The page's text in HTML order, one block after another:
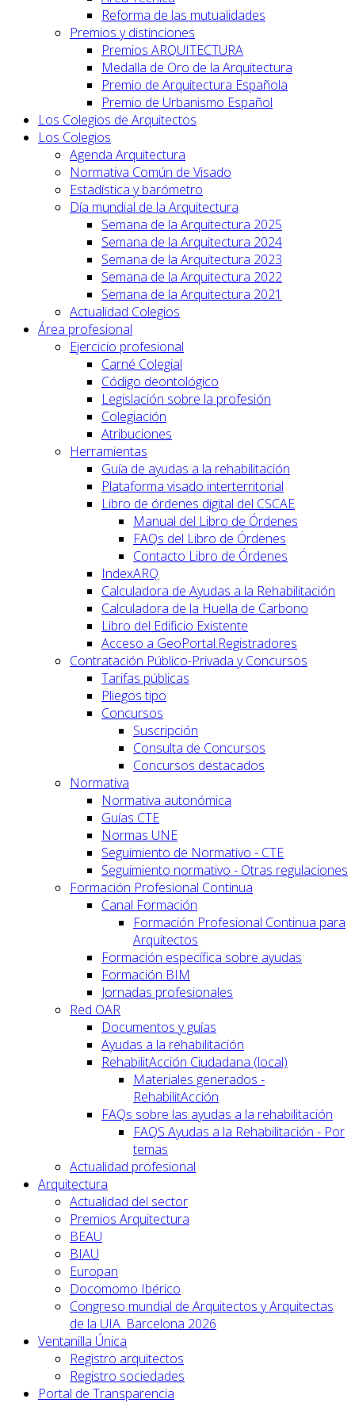
Reforma de las mutualidades
Premios y distinciones
Premios ARQUITECTURA
Medalla de Oro de la Arquitectura
Premio de Arquitectura Española
Premio de Urbanismo Español
Los Colegios de Arquitectos
Los Colegios
Agenda Arquitectura
Normativa Común de Visado
Estadística y barómetro
Día mundial de la Arquitectura
Semana de la Arquitectura 2025
Semana de la Arquitectura 2024
Semana de la Arquitectura 2023
Semana de la Arquitectura 2022
Semana de la Arquitectura 2021
Actualidad Colegios
Área profesional
Ejercicio profesional
Carné Colegial
Código deontológico
Legislación sobre la profesión
Colegiación
Atribuciones
Herramientas
Guía de ayudas a la rehabilitación
Plataforma visado interterritorial
Libro de órdenes digital del CSCAE
Manual del Libro de Órdenes
FAQs del Libro de Órdenes
Contacto Libro de Órdenes
IndexARQ
Calculadora de Ayudas a la Rehabilitación
Calculadora de la Huella de Carbono
Libro del Edificio Existente
Acceso a GeoPortal.Registradores
Contratación Público-Privada y Concursos
Tarifas públicas
Pliegos tipo
Concursos
Suscripción
Consulta de Concursos
Concursos destacados
Normativa
Normativa autonómica
Guías CTE
Normas UNE
Seguimiento de Normativo - CTE
Seguimiento normativo - Otras regulaciones
Formación Profesional Continua
Canal Formación
Formación Profesional Continua para
Arquitectos
Formación específica sobre ayudas
Formación BIM
Jornadas profesionales
Red OAR
Documentos y guías
Ayudas a la rehabilitación
RehabilitAcción Ciudadana (local)
Materiales generados -
RehabilitAcción
FAQs sobre las ayudas a la rehabilitación
FAQS Ayudas a la Rehabilitación - Por
temas
Actualidad profesional
Arquitectura
Actualidad del sector
Premios Arquitectura
BEAU
BIAU
Europan
Docomomo Ibérico
Congreso mundial de Arquitectos y Arquitectas
de la UIA. Barcelona 2026
Ventanilla Única
Registro arquitectos
Registro sociedades
Portal de Transparencia